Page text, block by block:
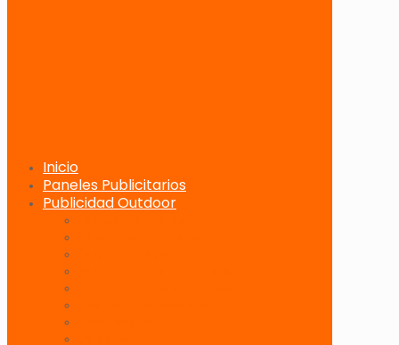
Inicio
Paneles Publicitarios
Publicidad Outdoor